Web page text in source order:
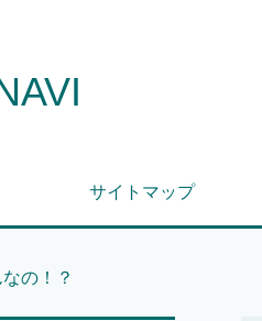
サイトマップ
の！？